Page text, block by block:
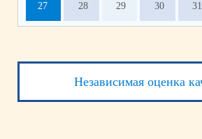
27 28 29 30 31
Независимая оценка